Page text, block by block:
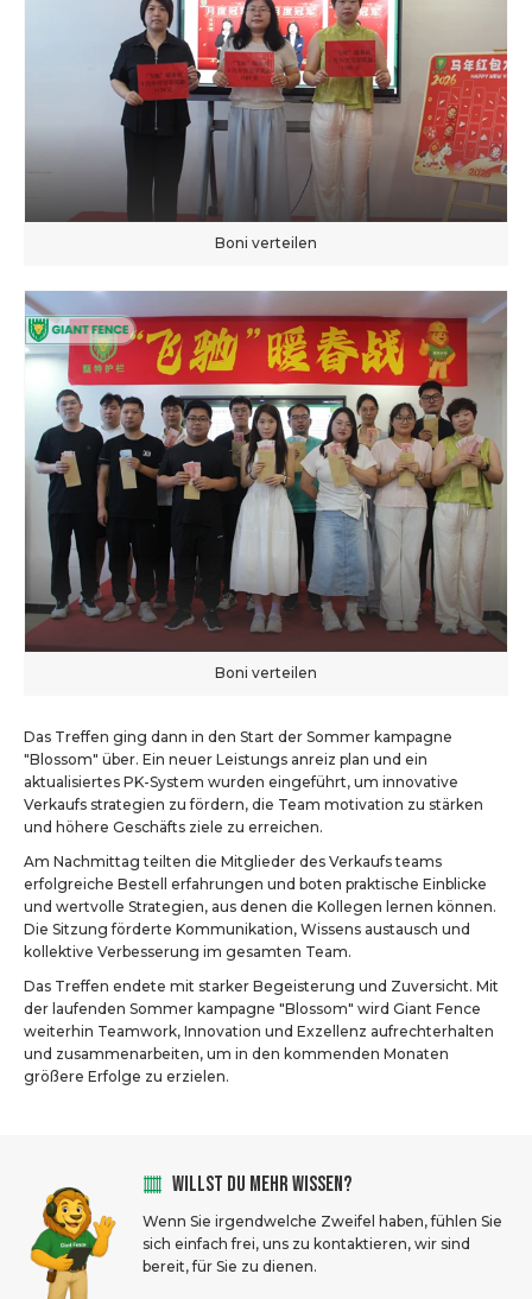
Boni verteilen
Boni verteilen
Das Treffen ging dann in den Start der Sommer kampagne
"Blossom" über. Ein neuer Leistungs anreiz plan und ein
aktualisiertes PK-System wurden eingeführt, um innovative
Verkaufs strategien zu fördern, die Team motivation zu stärken
und höhere Geschäfts ziele zu erreichen.
Am Nachmittag teilten die Mitglieder des Verkaufs teams
erfolgreiche Bestell erfahrungen und boten praktische Einblicke
und wertvolle Strategien, aus denen die Kollegen lernen können.
Die Sitzung förderte Kommunikation, Wissens austausch und
kollektive Verbesserung im gesamten Team.
Das Treffen endete mit starker Begeisterung und Zuversicht. Mit
der laufenden Sommer kampagne "Blossom" wird Giant Fence
weiterhin Teamwork, Innovation und Exzellenz aufrechterhalten
und zusammenarbeiten, um in den kommenden Monaten
größere Erfolge zu erzielen.
WILLST DU MEHR WISSEN?
Wenn Sie irgendwelche Zweifel haben, fühlen Sie
sich einfach frei, uns zu kontaktieren, wir sind
bereit, für Sie zu dienen.